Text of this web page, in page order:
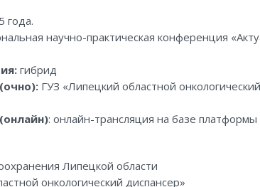
года.
научно-практическая конференция
гибрид
ГУЗ «Липецкий областной
: онлайн-трансляция на базе
Липецкой области
онкологический диспансер»